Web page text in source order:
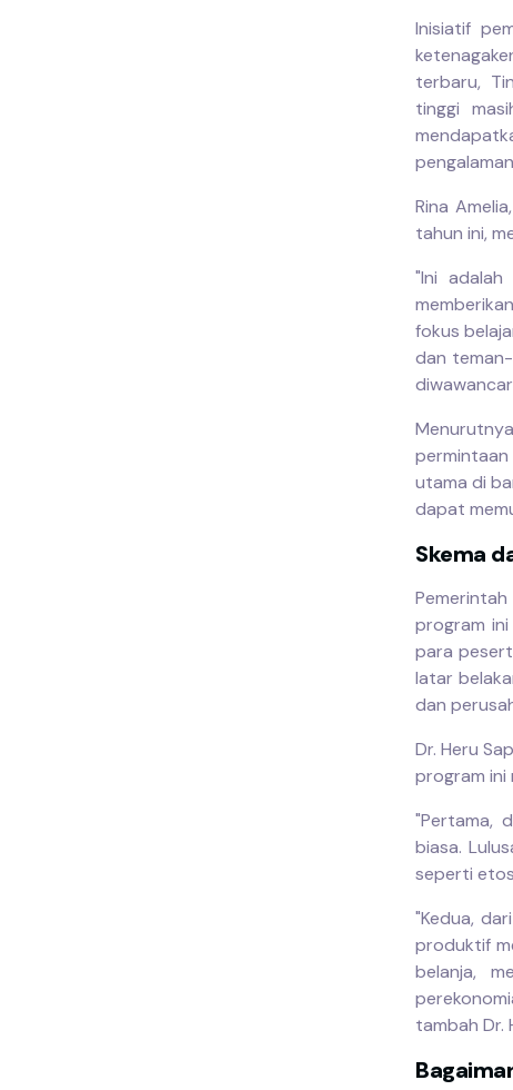
Inisiatif
terbaru,
tinggi
Rina
tahun ini,
"Ini
fokus
dan
utama di
dapat
Skema
program
para
latar
dan
Dr. Heru
program ini
"Pertama,
biasa.
seperti
"Kedua,
produktif
belanja,
tambah Dr.